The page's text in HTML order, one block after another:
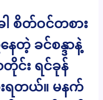
ါ စိတ်ဝင်တစား
တဲ့ ခင်စန္ဒာနဲ့
င်း ရင်ခုန်
တယ်။ မနက်